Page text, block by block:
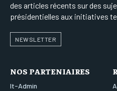
des articles récents sur des
présidentielles aux initiatives
NEWSLETTER
NOS PARTENIAIRES
It-Admin